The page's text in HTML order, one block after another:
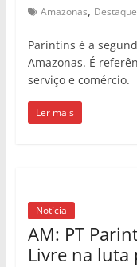
Amazonas, Destaque
Parintins é a
Amazonas. É
serviço e comércio.
Ler mais
Notícia
AM: PT
Livre na luta